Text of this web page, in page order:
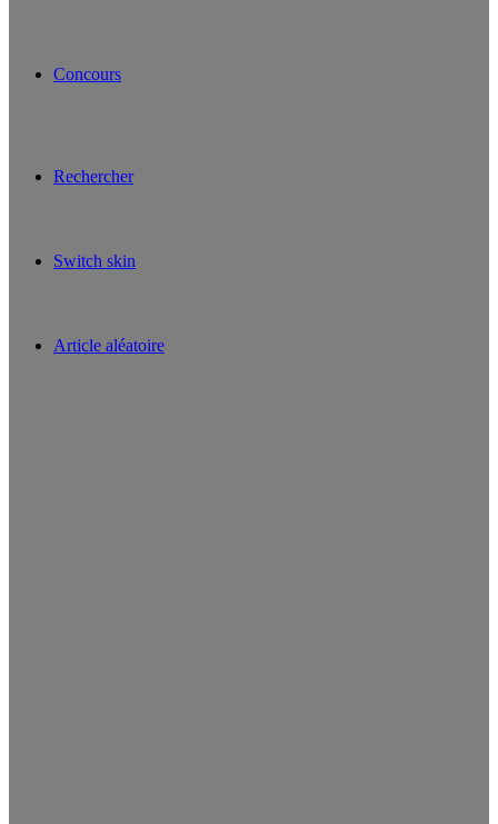
Concours
Rechercher
Switch skin
Article aléatoire